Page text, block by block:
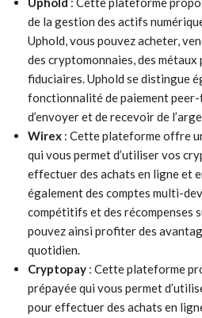
de la gestion des actifs
Uphold, vous pouvez acheter,
des cryptomonnaies, des métaux
fiduciaires. Uphold se distingue
fonctionnalité de paiement
d’envoyer et de recevoir de
Wirex : Cette plateforme offre
qui vous permet d’utiliser vos
effectuer des achats en ligne et
également des comptes multi-
compétitifs et des récompenses
pouvez ainsi profiter des
quotidien.
Cryptopay : Cette plateforme
prépayée qui vous permet
pour effectuer des achats en